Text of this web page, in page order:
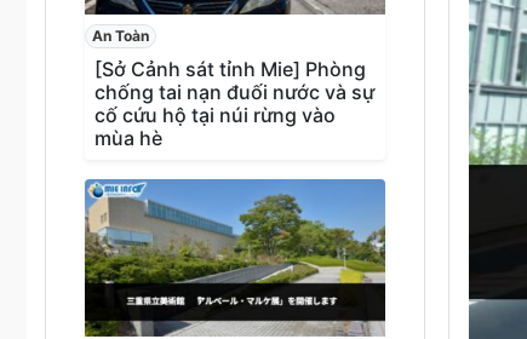
An Toàn
[Sở Cảnh sát tỉnh Mie] Phòng
chống tai nạn đuối nước và sự
cố cứu hộ tại núi rừng vào
mùa hè